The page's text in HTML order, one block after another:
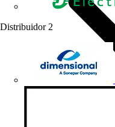
Distribuidor 2